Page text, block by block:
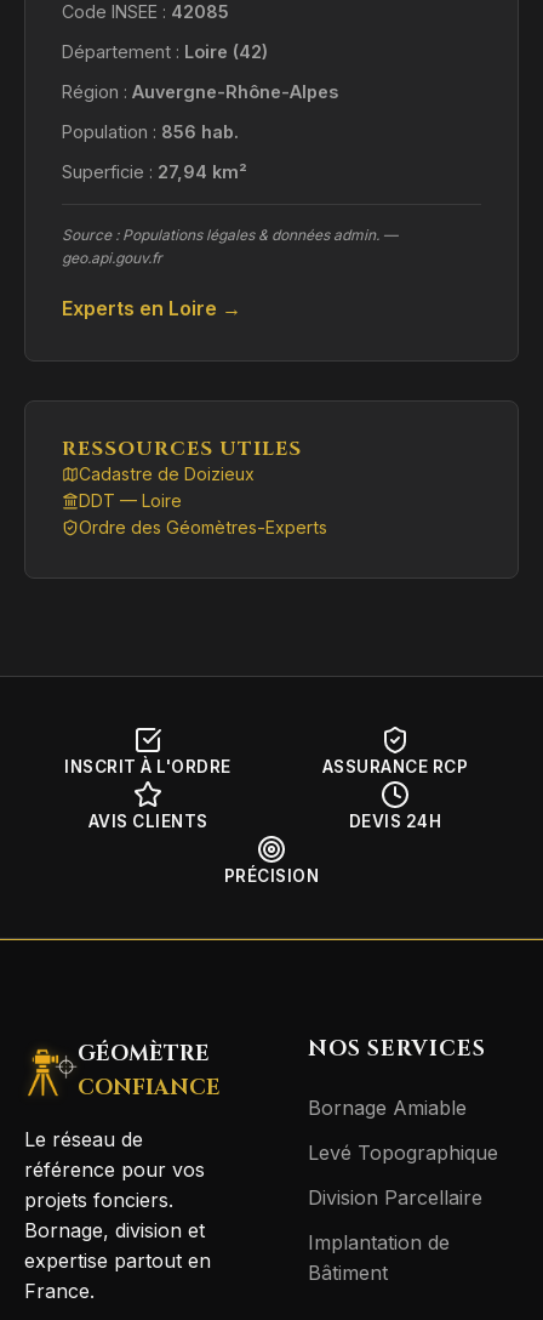
Code INSEE : 42085
Département : Loire (42)
Région : Auvergne-Rhône-Alpes
Population : 856 hab.
Superficie : 27,94 km²
Source : Populations légales & données admin. —
geo.api.gouv.fr
Experts en Loire →
RESSOURCES UTILES
Cadastre de Doizieux
DDT — Loire
Ordre des Géomètres-Experts
INSCRIT À L'ORDRE ASSURANCE RCP
AVIS CLIENTS DEVIS 24H
PRÉCISION
GÉOMÈTRE
CONFIANCE
Le réseau de
référence pour vos
projets fonciers.
Bornage, division et
expertise partout en
France.
NOS SERVICES
Bornage Amiable
Levé Topographique
Division Parcellaire
Implantation de
Bâtiment